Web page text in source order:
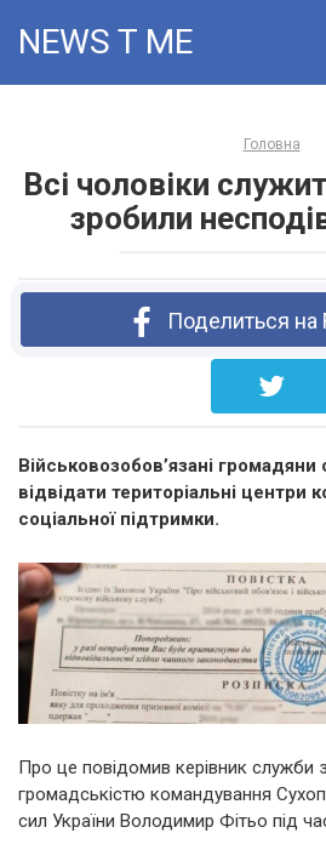
NEWS T:ME
Головна
Всі чоловіки
зробили
Поделиться на
Військовозобов’язані громадяни
відвідати територіальні центри
соціальної підтримки.
Про це повідомив керівник служби
громадськістю командування
сил України Володимир Фітьо під